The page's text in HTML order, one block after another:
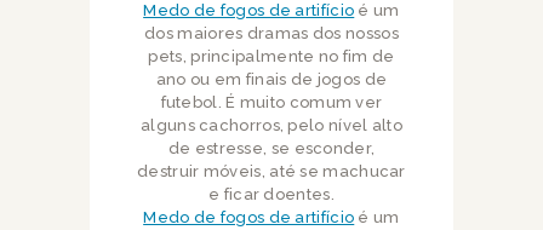
Medo de fogos de artifício é um
dos maiores dramas dos nossos
pets, principalmente no fim de
ano ou em finais de jogos de
futebol. É muito comum ver
alguns cachorros, pelo nível alto
de estresse, se esconder,
destruir móveis, até se machucar
e ficar doentes.
Medo de fogos de artifício é um